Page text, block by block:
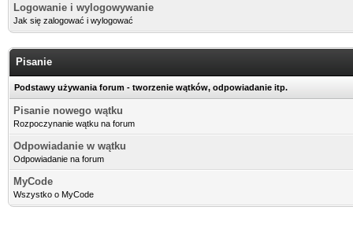
Logowanie i wylogowywanie
Jak się zalogować i wylogować
Pisanie
Podstawy używania forum - tworzenie wątków, odpowiadanie itp.
Pisanie nowego wątku
Rozpoczynanie wątku na forum
Odpowiadanie w wątku
Odpowiadanie na forum
MyCode
Wszystko o MyCode